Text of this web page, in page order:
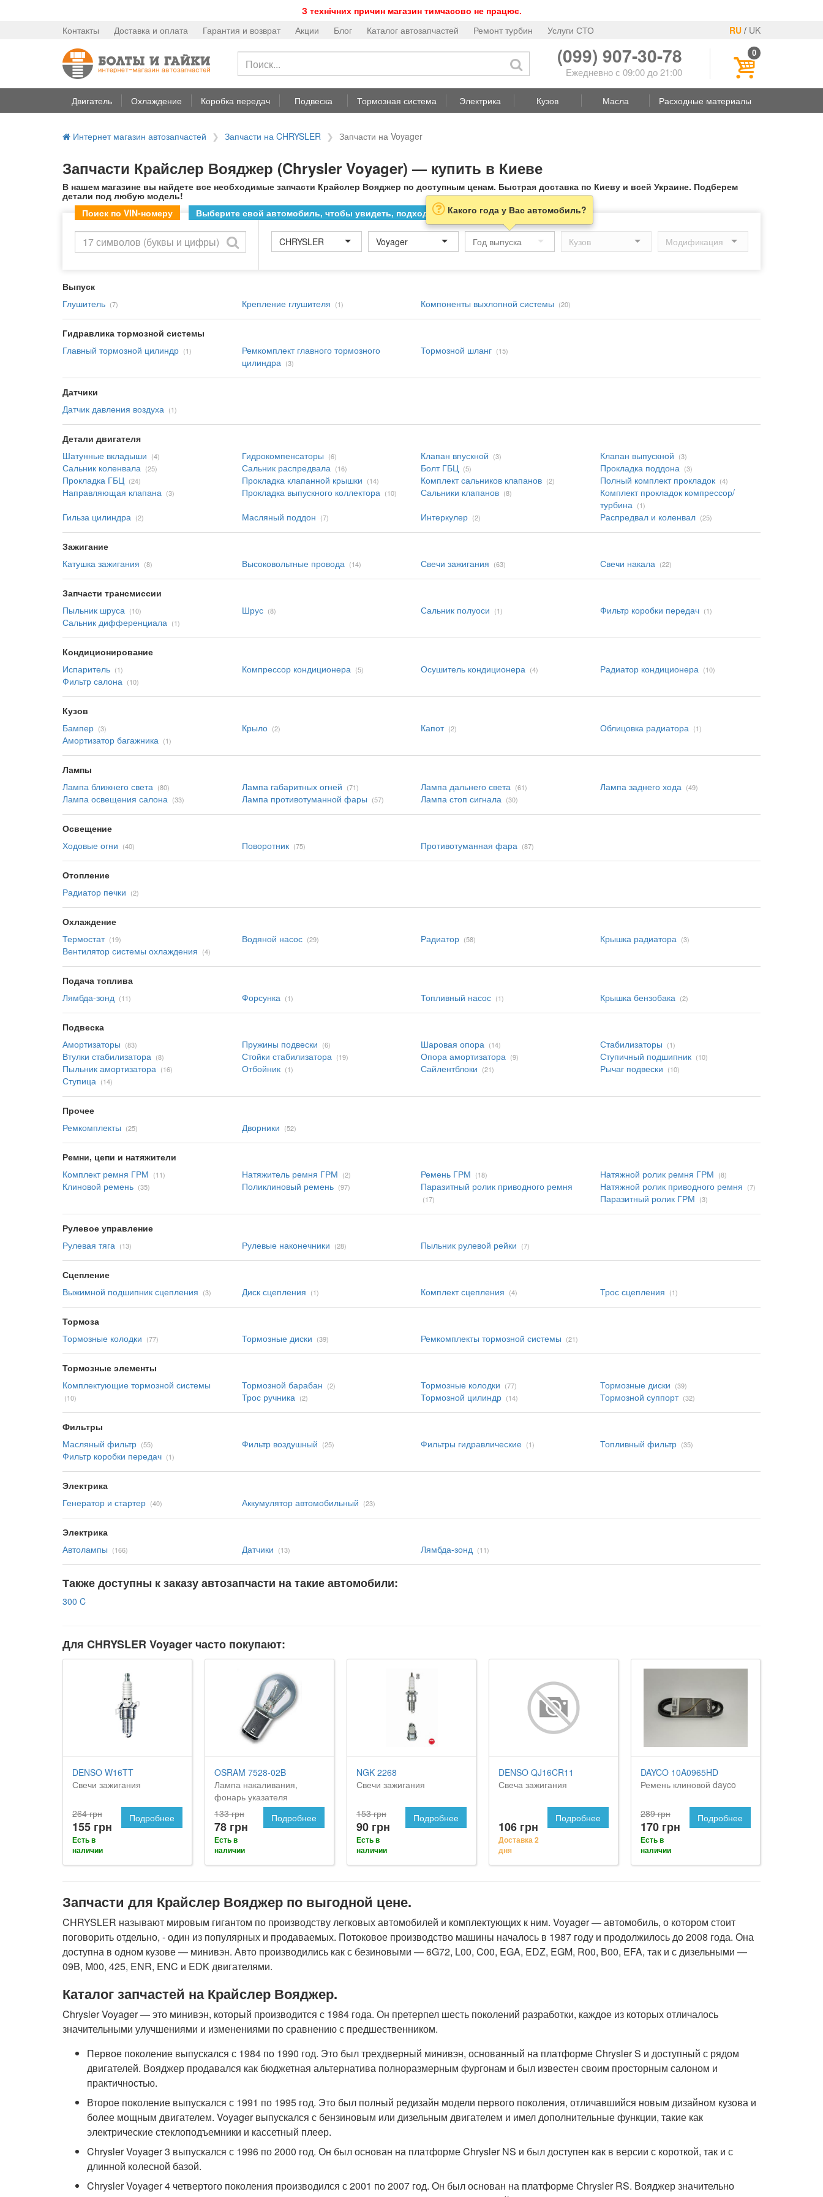
З технічних причин магазин тимчасово не працює.
RU / UK
Контакты Доставка и оплата Гарантия и возврат Акции Блог Каталог автозапчастей Ремонт турбин Услуги СТО
(099) 907-30-78
Ежедневно с 09:00 до 21:00
0
Двигатель Охлаждение Коробка передач Подвеска Тормозная система Электрика Кузов Масла Расходные материалы
Интернет магазин автозапчастей Запчасти на CHRYSLER Запчасти на Voyager
Запчасти Крайслер Вояджер (Chrysler Voyager) — купить в Киеве
В нашем магазине вы найдете все необходимые запчасти Крайслер Вояджер по доступным ценам. Быстрая доставка по Киеву и всей Украине. Подберем
детали под любую модель!
Поиск по VIN-номеру
Выберите свой автомобиль, чтобы увидеть, подходит ли товар к нему
CHRYSLER Voyager
Какого года у Вас автомобиль?
Выпуск
Глушитель (7) Крепление глушителя (1) Компоненты выхлопной системы (20)
Гидравлика тормозной системы
Главный тормозной цилиндр (1)
Ремкомплект главного тормозного
цилиндра (3)
Тормозной шланг (15)
Датчики
Датчик давления воздуха (1)
Детали двигателя
Шатунные вкладыши (4) Гидрокомпенсаторы (6) Клапан впускной (3) Клапан выпускной (3)
Сальник коленвала (25) Сальник распредвала (16) Болт ГБЦ (5) Прокладка поддона (3)
Прокладка ГБЦ (24) Прокладка клапанной крышки (14) Комплект сальников клапанов (2) Полный комплект прокладок (4)
Направляющая клапана (3) Прокладка выпускного коллектора (10) Сальники клапанов (8)
Комплект прокладок компрессор/
турбина (1)
Гильза цилиндра (2) Масляный поддон (7) Интеркулер (2) Распредвал и коленвал (25)
Зажигание
Катушка зажигания (8) Высоковольтные провода (14) Свечи зажигания (63) Свечи накала (22)
Запчасти трансмиссии
Пыльник шруса (10) Шрус (8) Сальник полуоси (1) Фильтр коробки передач (1)
Сальник дифференциала (1)
Кондиционирование
Испаритель (1) Компрессор кондиционера (5) Осушитель кондиционера (4) Радиатор кондиционера (10)
Фильтр салона (10)
Кузов
Бампер (3) Крыло (2) Капот (2) Облицовка радиатора (1)
Амортизатор багажника (1)
Лампы
Лампа ближнего света (80) Лампа габаритных огней (71) Лампа дальнего света (61) Лампа заднего хода (49)
Лампа освещения салона (33) Лампа противотуманной фары (57) Лампа стоп сигнала (30)
Освещение
Ходовые огни (40) Поворотник (75) Противотуманная фара (87)
Отопление
Радиатор печки (2)
Охлаждение
Термостат (19) Водяной насос (29) Радиатор (58) Крышка радиатора (3)
Вентилятор системы охлаждения (4)
Подача топлива
Лямбда-зонд (11) Форсунка (1) Топливный насос (1) Крышка бензобака (2)
Подвеска
Амортизаторы (83) Пружины подвески (6) Шаровая опора (14) Стабилизаторы (1)
Втулки стабилизатора (8) Стойки стабилизатора (19) Опора амортизатора (9) Ступичный подшипник (10)
Пыльник амортизатора (16) Отбойник (1) Сайлентблоки (21) Рычаг подвески (10)
Ступица (14)
Прочее
Ремкомплекты (25) Дворники (52)
Ремни, цепи и натяжители
Комплект ремня ГРМ (11) Натяжитель ремня ГРМ (2) Ремень ГРМ (18) Натяжной ролик ремня ГРМ (8)
Клиновой ремень (35) Поликлиновый ремень (97) Паразитный ролик приводного ремня
(17)
Натяжной ролик приводного ремня (7)
Паразитный ролик ГРМ (3)
Рулевое управление
Рулевая тяга (13) Рулевые наконечники (28) Пыльник рулевой рейки (7)
Сцепление
Выжимной подшипник сцепления (3) Диск сцепления (1) Комплект сцепления (4) Трос сцепления (1)
Тормоза
Тормозные колодки (77) Тормозные диски (39) Ремкомплекты тормозной системы (21)
Тормозные элементы
Комплектующие тормозной системы
(10)
Тормозной барабан (2) Тормозные колодки (77) Тормозные диски (39)
Трос ручника (2) Тормозной цилиндр (14) Тормозной суппорт (32)
Фильтры
Масляный фильтр (55) Фильтр воздушный (25) Фильтры гидравлические (1) Топливный фильтр (35)
Фильтр коробки передач (1)
Электрика
Генератор и стартер (40) Аккумулятор автомобильный (23)
Электрика
Автолампы (166) Датчики (13) Лямбда-зонд (11)
Также доступны к заказу автозапчасти на такие автомобили:
300 C
Для CHRYSLER Voyager часто покупают:
DENSO W16TT
Свечи зажигания
264 грн
155 грн
Есть в
наличии
Подробнее
OSRAM 7528-02B
Лампа накаливания,
фонарь указателя
поворота
133 грн
78 грн
Есть в
наличии
Подробнее
NGK 2268
Свечи зажигания
153 грн
90 грн
Есть в
наличии
Подробнее
DENSO QJ16CR11
Свеча зажигания
106 грн
Доставка 2
дня
Подробнее
DAYCO 10A0965HD
Ремень клиновой dayco
289 грн
170 грн
Есть в
наличии
Подробнее
Запчасти для Крайслер Вояджер по выгодной цене.
CHRYSLER называют мировым гигантом по производству легковых автомобилей и комплектующих к ним. Voyager — автомобиль, о котором стоит
поговорить отдельно, - один из популярных и продаваемых. Потоковое производство машины началось в 1987 году и продолжилось до 2008 года. Она
доступна в одном кузове — минивэн. Авто производились как с безиновыми — 6G72, L00, C00, EGA, EDZ, EGM, R00, B00, EFA, так и с дизельными —
09B, M00, 425, ENR, ENC и EDK двигателями.
Каталог запчастей на Крайслер Вояджер.
Chrysler Voyager — это минивэн, который производится с 1984 года. Он претерпел шесть поколений разработки, каждое из которых отличалось
значительными улучшениями и изменениями по сравнению с предшественником.
Первое поколение выпускался с 1984 по 1990 год. Это был трехдверный минивэн, основанный на платформе Chrysler S и доступный с рядом
двигателей. Вояджер продавался как бюджетная альтернатива полноразмерным фургонам и был известен своим просторным салоном и
практичностью.
Второе поколение выпускался с 1991 по 1995 год. Это был полный редизайн модели первого поколения, отличавшийся новым дизайном кузова и
более мощным двигателем. Voyager выпускался с бензиновым или дизельным двигателем и имел дополнительные функции, такие как
электрические стеклоподъемники и кассетный плеер.
Chrysler Voyager 3 выпускался с 1996 по 2000 год. Он был основан на платформе Chrysler NS и был доступен как в версии с короткой, так и с
длинной колесной базой.
Chrysler Voyager 4 четвертого поколения производился с 2001 по 2007 год. Он был основан на платформе Chrysler RS. Вояджер значительно